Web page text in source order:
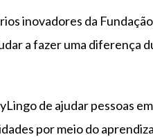
inovadores da
a fazer uma diferença
de ajudar pessoas
por meio do